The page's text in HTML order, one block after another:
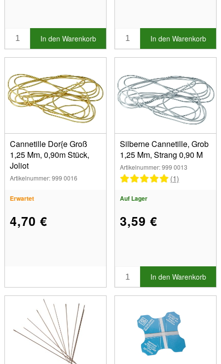
In den Warenkorb In den Warenkorb
Cannetille Dor{e Groß
1,25 Mm, 0,90m Stück,
Joliot
Artikelnummer: 999 0016
Erwartet
4,70 €
Silberne Cannetille, Grob
1,25 Mm, Strang 0,90 M
Artikelnummer: 999 0013
(1)
Auf Lager
3,59 €
In den Warenkorb